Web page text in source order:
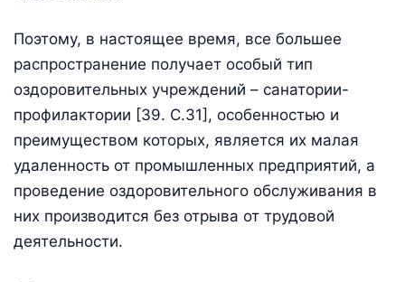
Поэтому, в настоящее время, все большее
распространение получает особый тип
оздоровительных учреждений – санатории-
профилактории [39. С.31], особенностью и
преимуществом которых, является их малая
удаленность от промышленных предприятий, а
проведение оздоровительного обслуживания в
них производится без отрыва от трудовой
деятельности.